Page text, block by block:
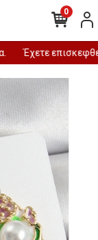
Έχετε
0